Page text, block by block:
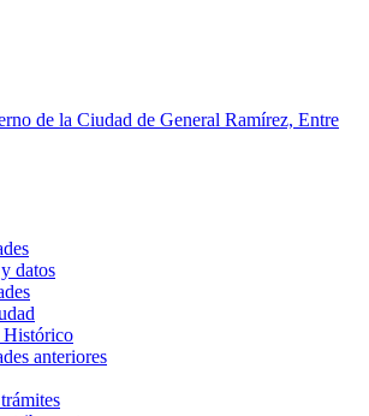
de la Ciudad de General Ramírez, Entre
datos
anteriores